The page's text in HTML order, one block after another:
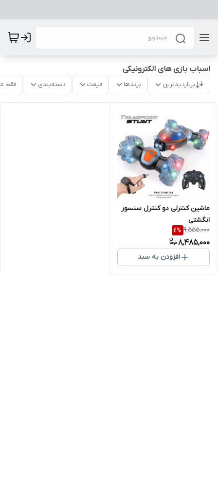
اسباب بازی های الکترونیکی
پربازدیدترین برندها قیمت دسته‌بندی فقط
ماشین کنترلی دو کنترل سنسور
انگشتی
9,555,000
11%
8,485,000
افزودن به سبد